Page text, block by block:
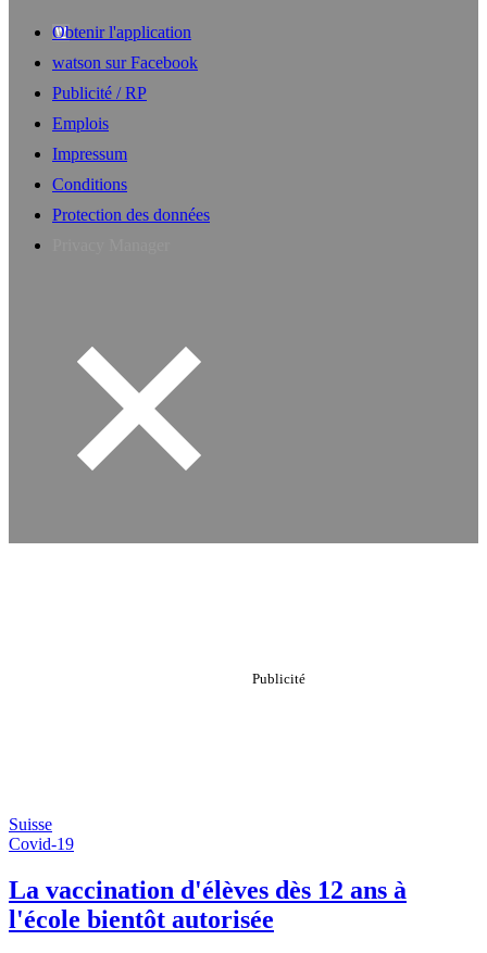
Obtenir l'application
watson sur Facebook
Publicité / RP
Emplois
Impressum
Conditions
Protection des données
Suisse
Covid-19
La vaccination d'élèves dès 12 ans à
l'école bientôt autorisée